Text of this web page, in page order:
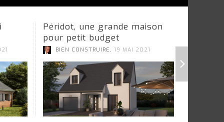
Péridot, une grande maison
pour petit budget
BIEN CONSTRUIRE , 19 MAI 2021